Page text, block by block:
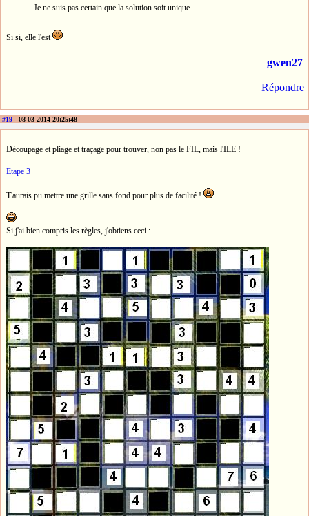
Je ne suis pas certain que la solution soit unique.
Si si, elle l'est
gwen27
Répondre
#19 - 08-03-2014 20:25:48
Découpage et pliage et traçage pour trouver, non pas le FIL, mais l'ILE !
Etape 3
T'aurais pu mettre une grille sans fond pour plus de facilité !
Si j'ai bien compris les règles, j'obtiens ceci :